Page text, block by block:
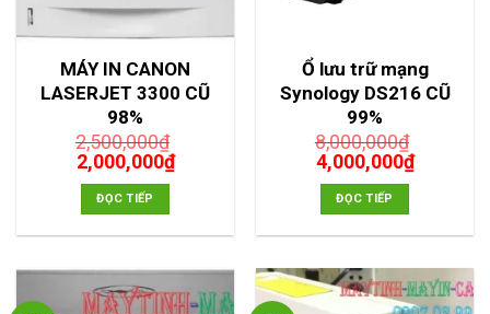
MÁY IN CANON
LASERJET 3300 CŨ
98%
2,500,000₫
Giá
gốc
2,500,000₫.
2,000,000₫Giá
hiện
2,000,000₫.
ĐỌC TIẾP
Ổ lưu trữ mạng
Synology DS216 CŨ
99%
8,000,000₫
Giá
gốc
8,000,000₫.
4,000,000₫Giá
hiện
ĐỌC TIẾP